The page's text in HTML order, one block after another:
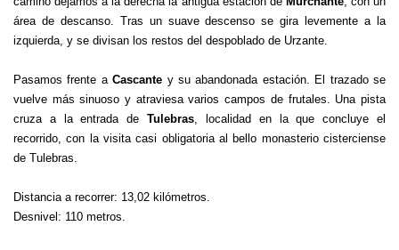
área de descanso. Tras un suave descenso se gira levemente a la
izquierda, y se divisan los restos del despoblado de Urzante.
Pasamos frente aCascante y su abandonada estación. El trazado se
vuelve más sinuoso y atraviesa varios campos de frutales. Una pista
cruza a la entrada deTulebras, localidad en la que concluye el
recorrido, con la visita casi obligatoria al bello monasterio cisterciense
de Tulebras.
Distancia a recorrer: 13,02 kilómetros.
Desnivel: 110 metros.